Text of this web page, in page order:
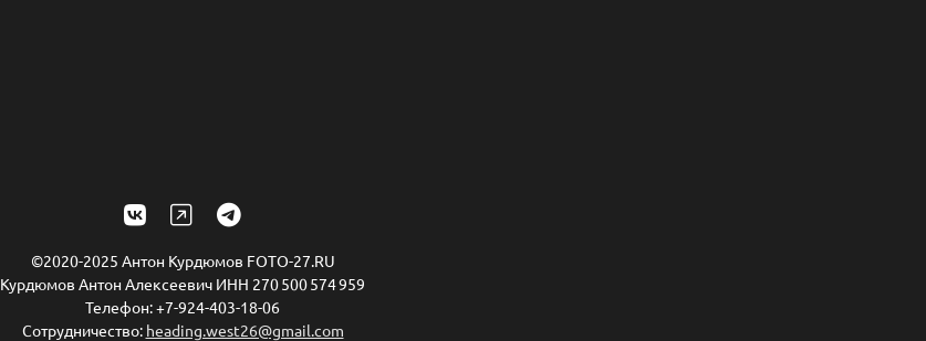
©2020-2025 Антон Курдюмов FOTO-27.RU
Курдюмов Антон Алексеевич ИНН 270 500 574 959
Телефон: +7-924-403-18-06
Сотрудничество: heading.west26@gmail.com